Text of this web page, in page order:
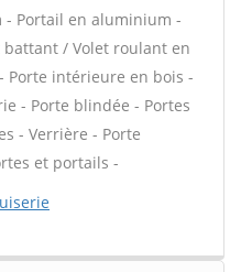
- Portail en aluminium -
battant / Volet roulant en
Porte intérieure en bois -
- Porte blindée - Portes
- Verrière - Porte
et portails -